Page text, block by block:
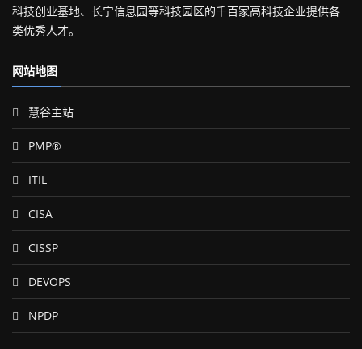
科技创业基地、长宁信息园等科技园区的千百家高科技企业提供各
类优秀人才。
网站地图
慧谷主站
PMP®
ITIL
CISA
CISSP
DEVOPS
NPDP